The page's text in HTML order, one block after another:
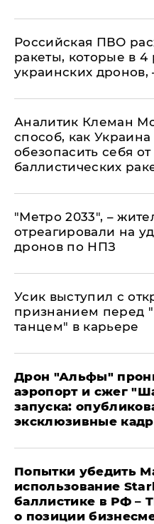
Российская ПВО
ракеты, которые в 4
украинских дронов,
Аналитик Клеман
способ, как
обезопасить себя
баллистических
"Метро 2033", –
отреагировали на
дронов по НПЗ
Усик выступил с
признанием перед
танцем" в карьере
Дрон "Альфы"
аэропорт и сжег
запуска:
эксклюзивные
Попытки убедить
использование
баллистике в РФ –
о позиции